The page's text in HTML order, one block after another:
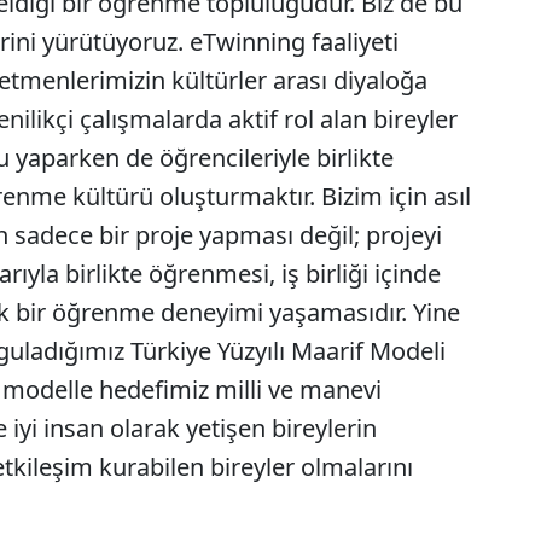
yürütüyoruz. eTwinning faaliyeti
kültürler arası diyaloğa
çalışmalarda aktif rol alan bireyler
yaparken de öğrencileriyle birlikte
kültürü oluşturmaktır. Bizim için asıl
bir proje yapması değil; projeyi
birlikte öğrenmesi, iş birliği içinde
bir öğrenme deneyimi yaşamasıdır. Yine
Türkiye Yüzyılı Maarif Modeli
hedefimiz milli ve manevi
iyi insan olarak yetişen bireylerin
kurabilen bireyler olmalarını